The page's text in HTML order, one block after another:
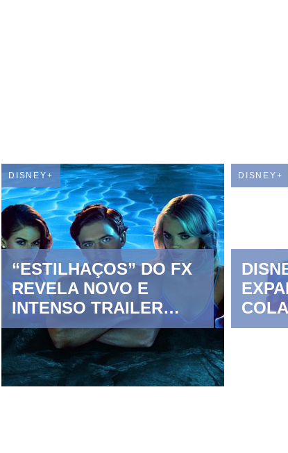
DISNEY+
“ESTILHAÇOS” DO FX
REVELA NOVO E
INTENSO TRAILER
ANTES DA ESTREIA EM
EXCLUSIVO NO
DISNEY+ A 6 DE
AGOSTO
DISNEY+
O